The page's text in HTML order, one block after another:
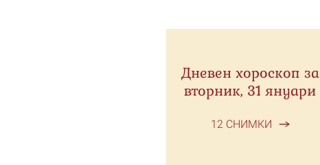
Дневен хороскоп за
вторник, 31 януари
12 СНИМКИ